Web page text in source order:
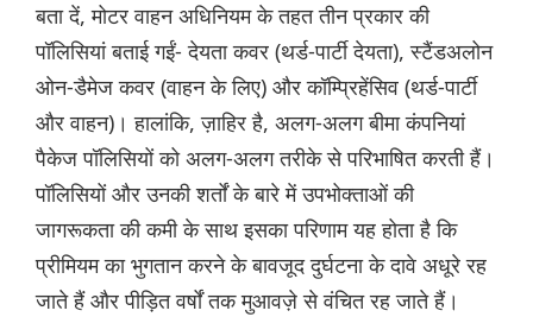
बता दें, मोटर वाहन अधिनियम के तहत तीन प्रकार की
पॉलिसियां बताई गईं- देयता कवर (थर्ड-पार्टी देयता), स्टैंडअलोन
ओन-डैमेज कवर (वाहन के लिए) और कॉम्प्रिहेंसिव (थर्ड-पार्टी
और वाहन)। हालांकि, ज़ाहिर है, अलग-अलग बीमा कंपनियां
पैकेज पॉलिसियों को अलग-अलग तरीके से परिभाषित करती हैं।
पॉलिसियों और उनकी शर्तों के बारे में उपभोक्ताओं की
जागरूकता की कमी के साथ इसका परिणाम यह होता है कि
प्रीमियम का भुगतान करने के बावजूद दुर्घटना के दावे अधूरे रह
जाते हैं और पीड़ित वर्षों तक मुआवज़े से वंचित रह जाते हैं।